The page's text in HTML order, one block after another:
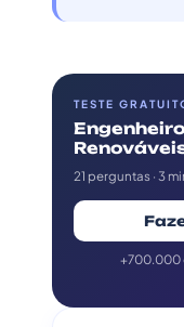
TESTE
21 perguntas · 3
+700.000